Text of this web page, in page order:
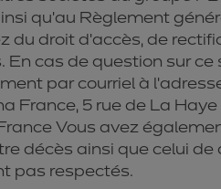
qu’au Règlement
du droit d’accès, de
cas de question sur
par courriel à
France, 5 rue de La
Vous avez
décès ainsi que celui
pas respectés.